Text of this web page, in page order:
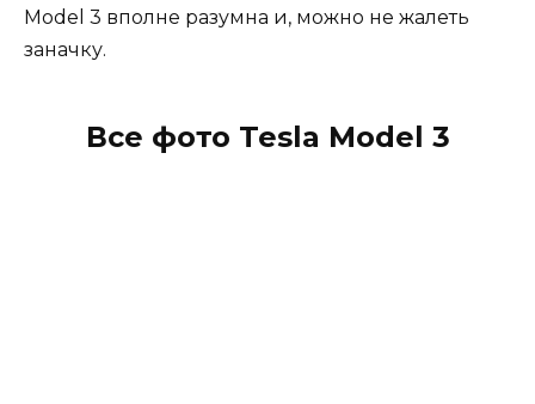
Model 3 вполне разумна и, можно не жалеть
заначку.
Все фото Tesla Model 3